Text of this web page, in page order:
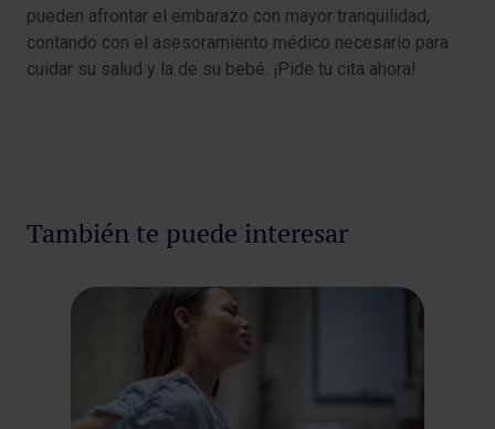
pueden afrontar el embarazo con mayor tranquilidad,
contando con el asesoramiento médico necesario para
cuidar su salud y la de su bebé. ¡Pide tu cita ahora!
También te puede interesar